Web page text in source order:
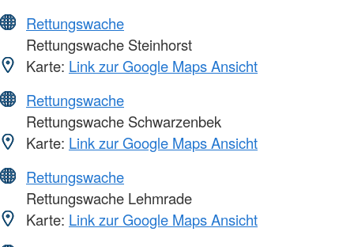
Rettungswache
Rettungswache Steinhorst
Karte: Link zur Google Maps Ansicht
Rettungswache
Rettungswache Schwarzenbek
Karte: Link zur Google Maps Ansicht
Rettungswache
Rettungswache Lehmrade
Karte: Link zur Google Maps Ansicht